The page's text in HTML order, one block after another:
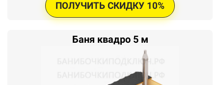
ПОЛУЧИТЬ СКИДКУ 10%
Баня квадро 5 м